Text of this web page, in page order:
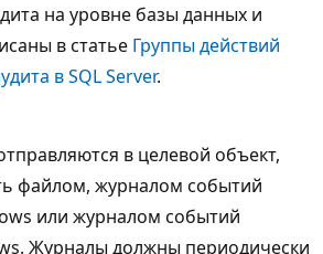
на уровне базы данных и
в статье Группы действий
в SQL Server.
в целевой объект,
файлом, журналом событий
или журналом событий
Журналы должны периодически